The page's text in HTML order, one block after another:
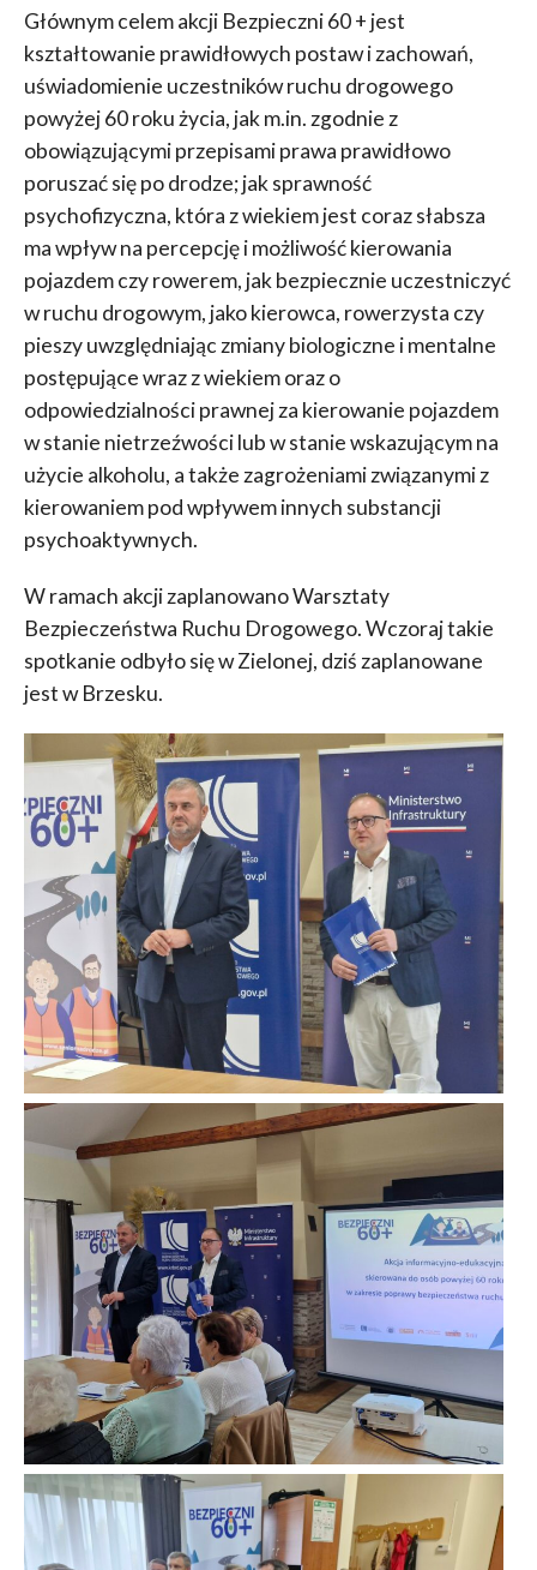
Głównym celem akcji Bezpieczni 60 + jest
kształtowanie prawidłowych postaw i zachowań,
uświadomienie uczestników ruchu drogowego
powyżej 60 roku życia, jak m.in. zgodnie z
obowiązującymi przepisami prawa prawidłowo
poruszać się po drodze; jak sprawność
psychofizyczna, która z wiekiem jest coraz słabsza
ma wpływ na percepcję i możliwość kierowania
pojazdem czy rowerem, jak bezpiecznie uczestniczyć
w ruchu drogowym, jako kierowca, rowerzysta czy
pieszy uwzględniając zmiany biologiczne i mentalne
postępujące wraz z wiekiem oraz o
odpowiedzialności prawnej za kierowanie pojazdem
w stanie nietrzeźwości lub w stanie wskazującym na
użycie alkoholu, a także zagrożeniami związanymi z
kierowaniem pod wpływem innych substancji
psychoaktywnych.
W ramach akcji zaplanowano Warsztaty
Bezpieczeństwa Ruchu Drogowego. Wczoraj takie
spotkanie odbyło się w Zielonej, dziś zaplanowane
jest w Brzesku.